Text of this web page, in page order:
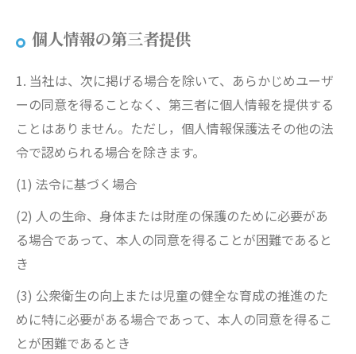
個人情報の第三者提供
1. 当社は、次に掲げる場合を除いて、あらかじめユーザ
ーの同意を得ることなく、第三者に個人情報を提供する
ことはありません。ただし，個人情報保護法その他の法
令で認められる場合を除きます。
(1) 法令に基づく場合
(2) 人の生命、身体または財産の保護のために必要があ
る場合であって、本人の同意を得ることが困難であると
き
(3) 公衆衛生の向上または児童の健全な育成の推進のた
めに特に必要がある場合であって、本人の同意を得るこ
とが困難であるとき